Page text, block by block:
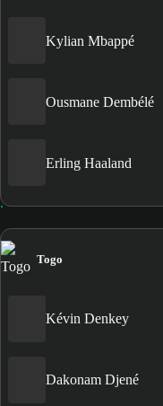
Kylian Mbappé
Ousmane Dembélé
Erling Haaland
Togo
Kévin Denkey
Dakonam Djené